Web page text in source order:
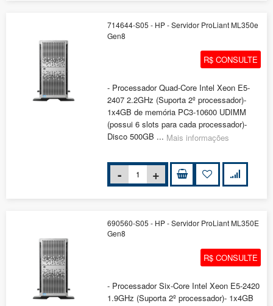
714644-S05 - HP - Servidor ProLiant ML350e
Gen8
R$ CONSULTE
- Processador Quad-Core Intel Xeon E5-
2407 2.2GHz (Suporta 2º processador)-
1x4GB de memória PC3-10600 UDIMM
(possui 6 slots para cada processador)-
Disco 500GB ... Mais informações
690560-S05 - HP - Servidor ProLiant ML350E
Gen8
R$ CONSULTE
- Processador Six-Core Intel Xeon E5-2420
1.9GHz (Suporta 2º processador)- 1x4GB